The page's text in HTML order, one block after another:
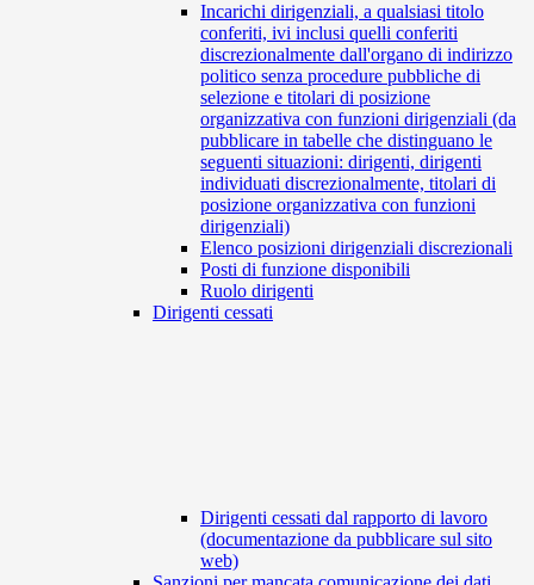
Incarichi dirigenziali, a qualsiasi titolo
conferiti, ivi inclusi quelli conferiti
discrezionalmente dall'organo di indirizzo
politico senza procedure pubbliche di
selezione e titolari di posizione
organizzativa con funzioni dirigenziali (da
pubblicare in tabelle che distinguano le
seguenti situazioni: dirigenti, dirigenti
individuati discrezionalmente, titolari di
posizione organizzativa con funzioni
dirigenziali)
Elenco posizioni dirigenziali discrezionali
Posti di funzione disponibili
Ruolo dirigenti
Dirigenti cessati
Dirigenti cessati dal rapporto di lavoro
(documentazione da pubblicare sul sito
web)